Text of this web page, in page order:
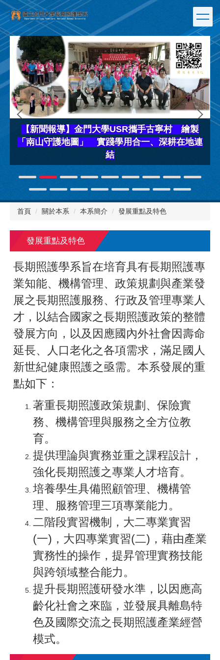
跳
到
主
要
內
容
區
【新聞報導】金門大學USR攜手古寧村 繪製
「南山守護地圖」 實踐學用合一、深耕在地連
結
首頁 關於本系 本系簡介 發展重點及特色
發展重點及特色
長期照護學系旨在培育具有長期照護專
業知能、機構管理、政策規劃與產業發
展之長期照護服務、行政及管理專業人
才，以結合國家之長期照護政策的整體
發展方向，以及因應國內外社會因壽命
延長、人口老化之各項需求，滿足國人
新世紀健康照護之亟需。本系發展的重
點如下：
著重長期照護政策規劃、保險實
務、機構管理與服務之全方位教
育。
提供理論與實務並重之課程設計，
強化長期照護之專業人才培育。
培養學生具備照顧管理、機構管
理、服務管理三項專業能力。
二階段實習機制，大二專業實習
(一)，大四專業實習(二)，藉由產業
實務性的操作，提昇管理實務技能
與跨領域整合能力。
提升長期照護研發水準，以因應高
齡化社會之來臨，並發展具離島特
色及國際交流之長期照護產業經營
模式。